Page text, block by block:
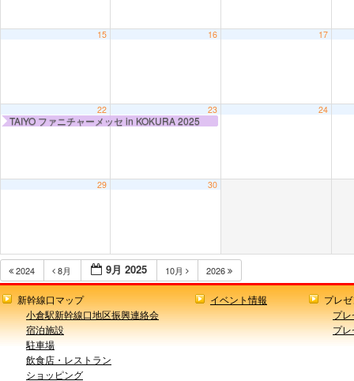
15 16 17
22
TAIYO ファニチャーメッセ in KOKURA 2025
23 24
29 30
2024 8月 9月 2025 10月 2026
新幹線口マップ
小倉駅新幹線口地区振興連絡会
宿泊施設
駐車場
飲食店・レストラン
ショッピング
イベント情報
プレ
プレ
プレ